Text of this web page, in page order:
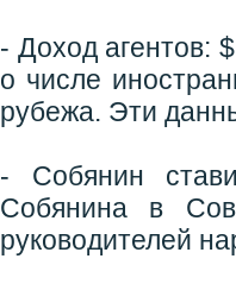
- Доход агентов:
о числе
рубежа. Эти
- Собянин
Собянина в
руководителей